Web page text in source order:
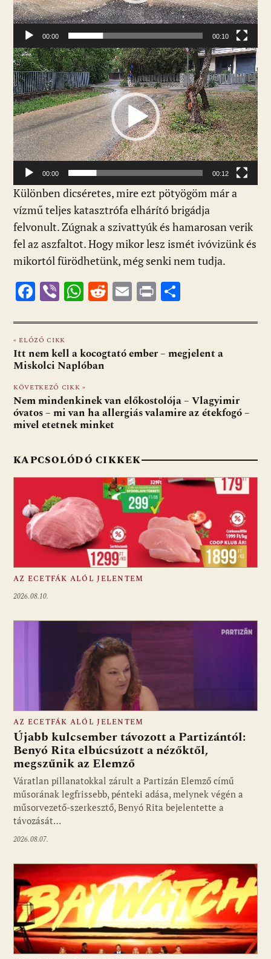
e
á
t
s
z
ó
00:00 00:10
V
i
d
e
ó
l
e
á
t
s
z
ó
00:00 00:12
Különben dicséretes, mire ezt pötyögöm már a
vízmű teljes katasztrófa elhárító brigádja
felvonult. Zúgnak a szivattyúk és hamarosan verik
fel az aszfaltot. Hogy mikor lesz ismét ivóvizünk és
mikortól fürödhetünk, még senki nem tudja.
F
e
b
o
o
k
Vi
er
W
at
s
A
p
p
R
d
di
E
ai
l
Pr
t za
m
« ELŐZŐ CIKK
Itt nem kell a kocogtató ember – megjelent a
Miskolci Naplóban
KÖVETKEZŐ CIKK »
Nem mindenkinek van előkostolója – Vlagyimir
óvatos – mi van ha allergiás valamire az étekfogó –
mivel etetnek minket
KAPCSOLÓDÓ CIKKEK
AZ ECETFÁK ALÓL JELENTEM
2026.08.10.
Fotó: media1.hu
AZ ECETFÁK ALÓL JELENTEM
Újabb kulcsember távozott a Partizántól:
Benyó Rita elbúcsúzott a nézőktől,
megszűnik az Elemző
Váratlan pillanatokkal zárult a Partizán Elemző című
műsorának legfrissebb, pénteki adása, melynek végén a
műsorvezető-szerkesztő, Benyó Rita bejelentette a
távozását…
2026.08.07.